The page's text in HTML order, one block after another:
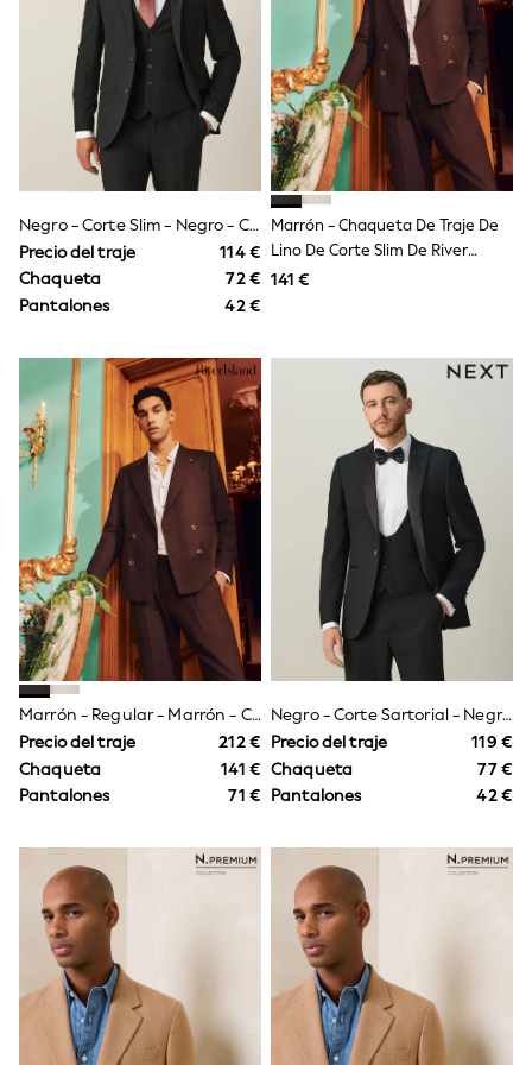
Trending: Clogs
Toy Story
Pokemon
Spiderman
THE SET
Shop All Clothing
Coats & Jackets
T-Shirts
Sets & Outfits
Sweatshirts & Hoodies
Jumpers & Knitwear
Joggers
Shirts
Trousers & Chinos
Bodysuits & Vests
Jeans
Nightwear & Pyjamas
Shorts
Swimwear
Suits & Waistcoats
All Holiday Shop
Tops & T-Shirts
Sandals & Sliders
Rash Vests
Sun Safe Swimwear
Sun Hats & Caps
Shop All Footwear
New In
Trainers
Pram Shoes
School Shoes
Slippers
Boots
Wellies
Schoolwear
Shop All
Trousers
Shorts
Shirts
Poloshirts
Knitwear & Jumpers
Boys Shoes
Coats & Jackets
Sports & Swimwear
Negro - Corte Slim - Negro - Corte Slim - Traje Con Dos Botones
Precio del traje
114 €
Chaqueta
72 €
Pantalones
42 €
Marrón - Chaqueta De Traje De
Lino De Corte Slim De River
Island
141 €
Marrón - Regular - Marrón - Chaqueta De Traje De Lino De Corte Slim De River Island
Precio del traje
212 €
Chaqueta
141 €
Pantalones
71 €
Negro - Corte Sartorial - Negro - Corte Sartorial - Chaqueta De Esmoquin
Precio del traje
119 €
Chaqueta
77 €
Pantalones
42 €